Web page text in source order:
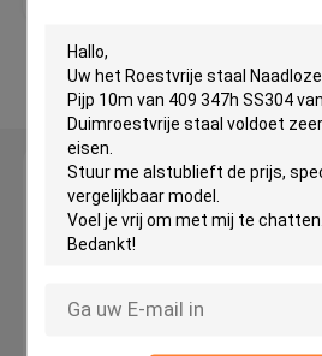
Het Blad van het
Roestvrij staal Naadloze Buis
Roestvrij staal Gelaste Pijp
Bekijk meer
Laat een
We bellen je snel